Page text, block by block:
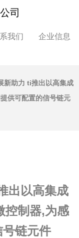
司
我们 企业信息
新助力 ti推出以高集成
供可配置的信号链元
出以高集成
控制器,为感
链元件